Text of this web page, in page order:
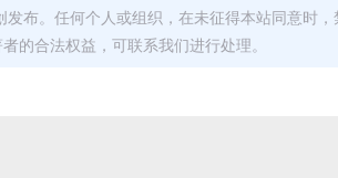
布。任何个人或组织，在未征得本站同意时
的合法权益，可联系我们进行处理。